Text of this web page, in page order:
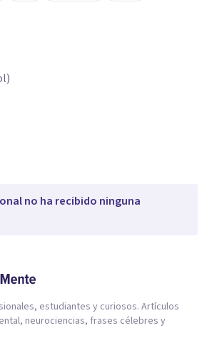
no ha recibido ninguna
estudiantes y curiosos. Artículos
neurociencias, frases célebres y